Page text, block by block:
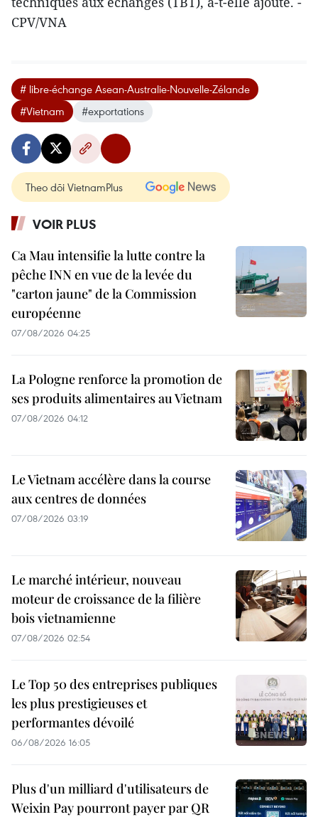
CPV/VNA
# libre-échange Asean-Australie-Nouvelle-Zélande
#Vietnam
#exportations
Theo dõi VietnamPlus
VOIR PLUS
Ca Mau intensifie la lutte contre la
pêche INN en vue de la levée du
"carton jaune" de la Commission
européenne
07/08/2026 04:25
La Pologne renforce la promotion de
ses produits alimentaires au Vietnam
07/08/2026 04:12
Le Vietnam accélère dans la course
aux centres de données
07/08/2026 03:19
Le marché intérieur, nouveau
moteur de croissance de la filière
bois vietnamienne
07/08/2026 02:54
Le Top 50 des entreprises publiques
les plus prestigieuses et
performantes dévoilé
06/08/2026 16:05
Plus d'un milliard d'utilisateurs de
Weixin Pay pourront payer par QR